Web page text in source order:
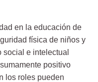
en la educación de
física de niños y
e intelectual
positivo
los roles pueden